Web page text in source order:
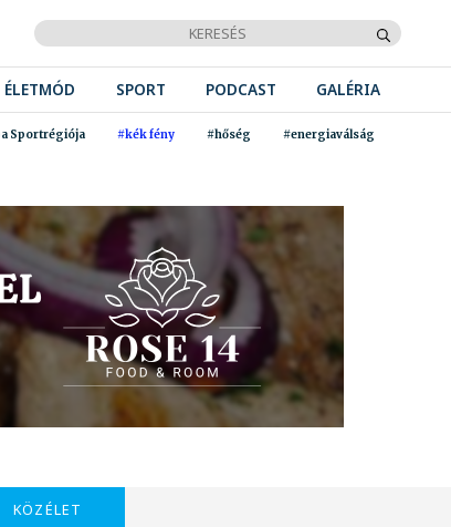
ÉLETMÓD SPORT PODCAST GALÉRIA
Sportrégiója #kék fény #hőség #energiaválság
KÖZÉLET